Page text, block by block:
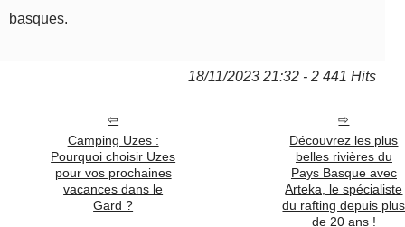
basques.
18/11/2023 21:32 - 2 441 Hits
Camping Uzes :
Pourquoi choisir Uzes
pour vos prochaines
vacances dans le
Gard ?
Découvrez les plus
belles rivières du
Pays Basque avec
Arteka, le spécialiste
du rafting depuis plus
de 20 ans !